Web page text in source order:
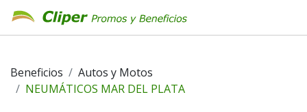
Beneficios
Autos y Motos
NEUMÁTICOS MAR DEL PLATA